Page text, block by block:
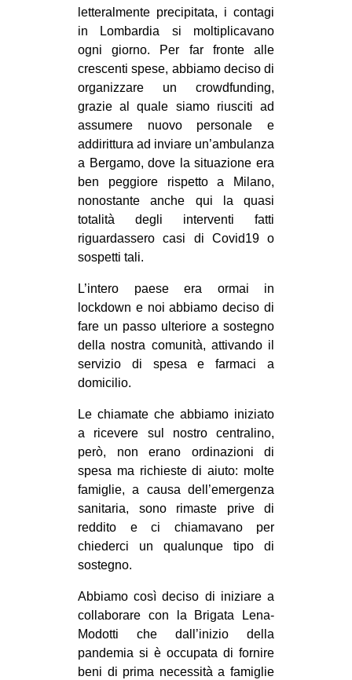
letteralmente precipitata, i contagi
in Lombardia si moltiplicavano
ogni giorno. Per far fronte alle
crescenti spese, abbiamo deciso di
organizzare un crowdfunding,
grazie al quale siamo riusciti ad
assumere nuovo personale e
addirittura ad inviare un’ambulanza
a Bergamo, dove la situazione era
ben peggiore rispetto a Milano,
nonostante anche qui la quasi
totalità degli interventi fatti
riguardassero casi di Covid19 o
sospetti tali.
L’intero paese era ormai in
lockdown e noi abbiamo deciso di
fare un passo ulteriore a sostegno
della nostra comunità, attivando il
servizio di spesa e farmaci a
domicilio.
Le chiamate che abbiamo iniziato
a ricevere sul nostro centralino,
però, non erano ordinazioni di
spesa ma richieste di aiuto: molte
famiglie, a causa dell’emergenza
sanitaria, sono rimaste prive di
reddito e ci chiamavano per
chiederci un qualunque tipo di
sostegno.
Abbiamo così deciso di iniziare a
collaborare con la Brigata Lena-
Modotti che dall’inizio della
pandemia si è occupata di fornire
beni di prima necessità a famiglie